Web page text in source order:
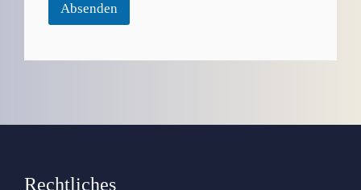
Absenden
Rechtliches